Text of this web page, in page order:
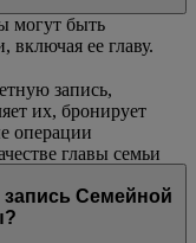
могут быть
включая ее главу.
запись,
их, бронирует
операции
главы семьи
программы Skysurfers
глава семьи
0 % или 100 %
перелеты рейсами
запись Семейной